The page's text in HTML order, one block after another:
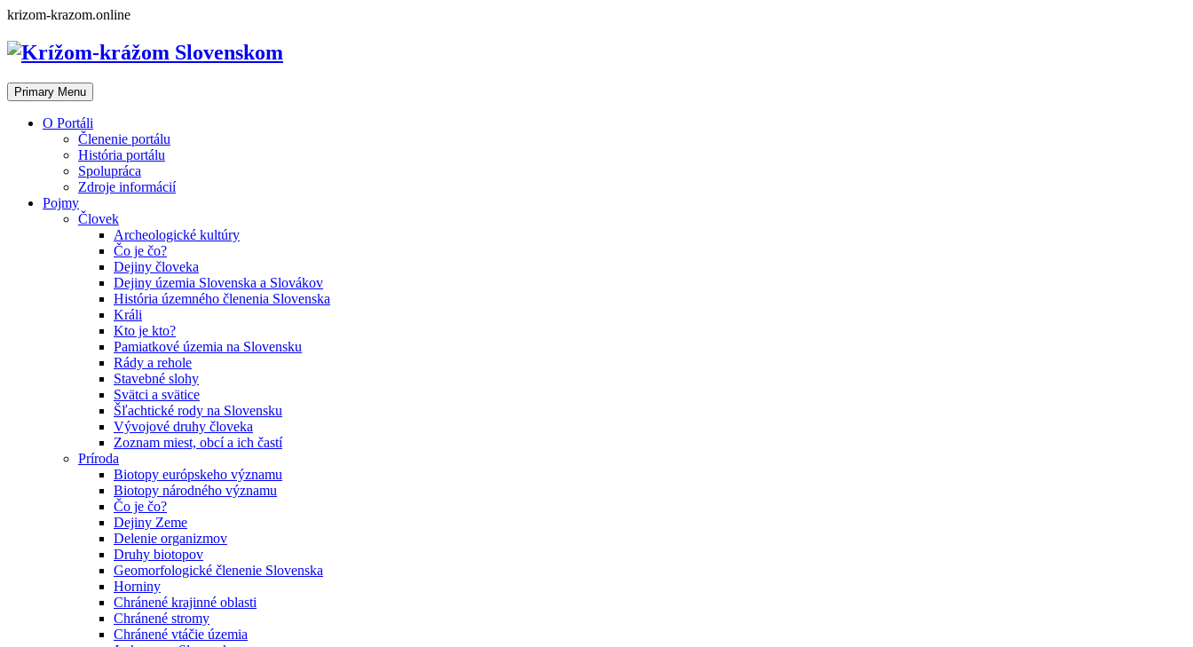
Skip
content
krizom-krazom.online
Primary Menu
O Portáli
Členenie portálu
História portálu
Spolupráca
Zdroje informácií
Pojmy
Človek
Archeologické kultúry
Čo je čo?
Dejiny človeka
Dejiny územia Slovenska a Slovákov
História územného členenia Slovenska
Králi
Kto je kto?
Pamiatkové územia na Slovensku
Rády a rehole
Stavebné slohy
Svätci a svätice
Šľachtické rody na Slovensku
Vývojové druhy človeka
Zoznam miest, obcí a ich častí
Príroda
Biotopy európskeho významu
Biotopy národného významu
Čo je čo?
Dejiny Zeme
Delenie organizmov
Druhy biotopov
Geomorfologické členenie Slovenska
Horniny
Chránené krajinné oblasti
Chránené stromy
Chránené vtáčie územia